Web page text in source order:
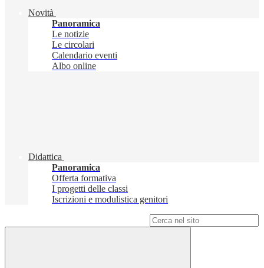
Novità
Panoramica
Le notizie
Le circolari
Calendario eventi
Albo online
Didattica
Panoramica
Offerta formativa
I progetti delle classi
Iscrizioni e modulistica genitori